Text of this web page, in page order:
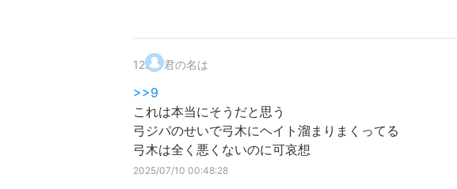
12. 君の名は
>>9
これは本当にそうだと思う
弓ジパのせいで弓木にヘイト溜まりまくってる
弓木は全く悪くないのに可哀想
2025/07/10 00:48:28